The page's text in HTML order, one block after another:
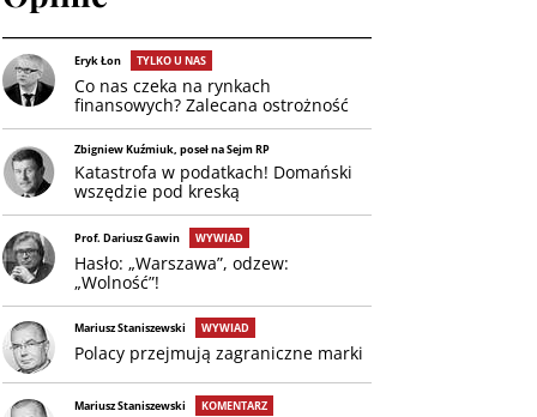
Eryk Łon TYLKO U NAS
Co nas czeka na rynkach
finansowych? Zalecana ostrożność
Zbigniew Kuźmiuk, poseł na Sejm RP
Katastrofa w podatkach! Domański
wszędzie pod kreską
Prof. Dariusz Gawin WYWIAD
Hasło: „Warszawa”, odzew:
„Wolność”!
Mariusz Staniszewski WYWIAD
Polacy przejmują zagraniczne marki
Mariusz Staniszewski KOMENTARZ